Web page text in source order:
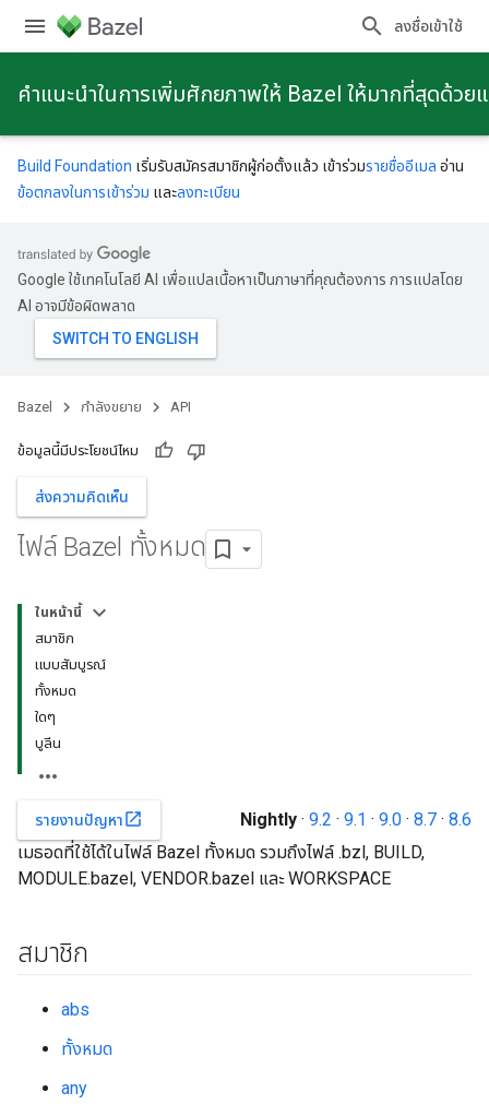
ลงชื่อเข้าใช้
คําแนะนําในการเพิ่มศักยภาพให้ Bazel ให้มากที่สุดด้ว
Build Foundation เริ่มรับสมัครสมาชิกผู้ก่อตั้งแล้ว เข้าร่วมรายชื่ออีเมล อ่าน
ข้อตกลงในการเข้าร่วม และลงทะเบียน
Google ใช้เทคโนโลยี AI เพื่อแปลเนื้อหาเป็นภาษาที่คุณต้องการ การแปลโดย
AI อาจมีข้อผิดพลาด
Bazel กําลังขยาย API
ข้อมูลนี้มีประโยชน์ไหม
ส่งความคิดเห็น
ไฟล์ Bazel ทั้งหมด
ในหน้านี้
สมาชิก
แบบสัมบูรณ์
ทั้งหมด
ใดๆ
บูลีน
รายงานปัญหาopen_in_new Nightly · 9.2 · 9.1 · 9.0 · 8.7 · 8.6
เมธอดที่ใช้ได้ในไฟล์ Bazel ทั้งหมด รวมถึงไฟล์ .bzl, BUILD,
MODULE.bazel, VENDOR.bazel และ WORKSPACE
สมาชิก
abs
ทั้งหมด
any